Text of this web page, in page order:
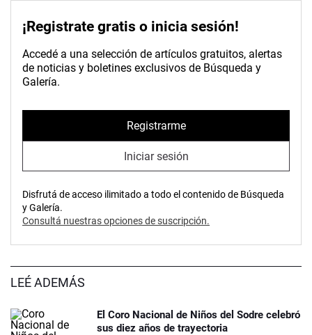
¡Registrate gratis o inicia sesión!
Accedé a una selección de artículos gratuitos, alertas
de noticias y boletines exclusivos de Búsqueda y
Galería.
Registrarme
Iniciar sesión
Disfrutá de acceso ilimitado a todo el contenido de Búsqueda
y Galería.
Consultá nuestras opciones de suscripción.
LEÉ ADEMÁS
El Coro Nacional de Niños del Sodre celebró
sus diez años de trayectoria